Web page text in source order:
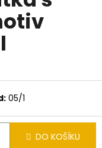
05/1
DO KOŠÍKU
Následující